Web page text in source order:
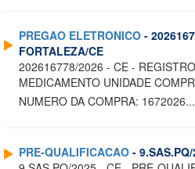
PREGAO ELETRONICO -
FORTALEZA/CE
202616778/2026 - CE -
MEDICAMENTO UNIDADE
NUMERO DA COMPRA: 1672026...
PRE-QUALIFICACAO -